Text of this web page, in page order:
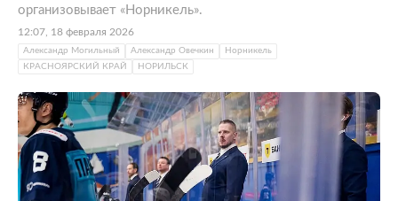
организовывает «Норникель».
12:07, 18 февраля 2026
Александр Могильный Александр Овечкин
Норникель
КРАСНОЯРСКИЙ КРАЙ
НОРИЛЬСК